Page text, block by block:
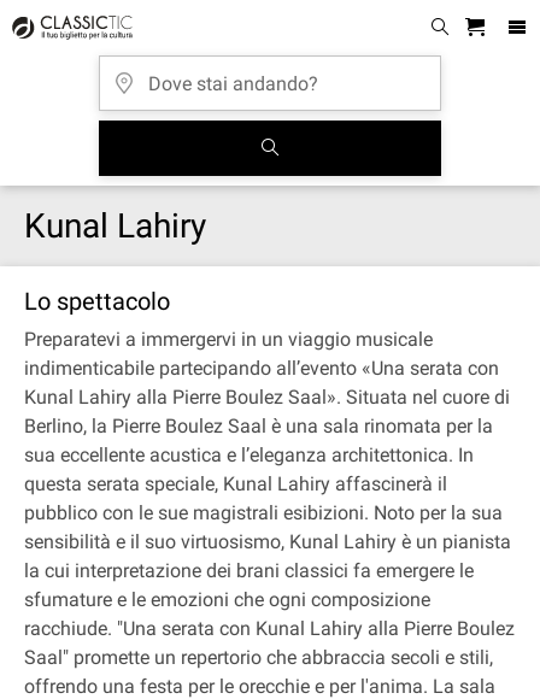
Kunal Lahiry
Lo spettacolo
Preparatevi a immergervi in un viaggio musicale
indimenticabile partecipando all’evento «Una serata con
Kunal Lahiry alla Pierre Boulez Saal». Situata nel cuore di
Berlino, la Pierre Boulez Saal è una sala rinomata per la
sua eccellente acustica e l’eleganza architettonica. In
questa serata speciale, Kunal Lahiry affascinerà il
pubblico con le sue magistrali esibizioni. Noto per la sua
sensibilità e il suo virtuosismo, Kunal Lahiry è un pianista
la cui interpretazione dei brani classici fa emergere le
sfumature e le emozioni che ogni composizione
racchiude. "Una serata con Kunal Lahiry alla Pierre Boulez
Saal" promette un repertorio che abbraccia secoli e stili,
offrendo una festa per le orecchie e per l'anima. La sala